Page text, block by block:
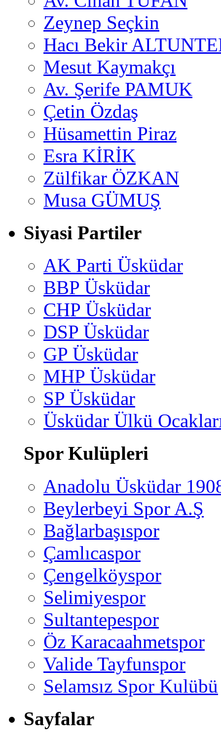
Zeynep Seçkin
Hacı Bekir
Mesut Kaymakçı
Av. Şerife PAMUK
Çetin Özdaş
Hüsamettin Piraz
Esra KİRİK
Zülfikar ÖZKAN
Musa GÜMUŞ
Siyasi Partiler
AK Parti Üsküdar
BBP Üsküdar
CHP Üsküdar
DSP Üsküdar
GP Üsküdar
MHP Üsküdar
SP Üsküdar
Üsküdar Ülkü
Spor Kulüpleri
Anadolu Üsküdar
Beylerbeyi Spor A.Ş
Bağlarbaşıspor
Çamlıcaspor
Çengelköyspor
Selimiyespor
Sultantepespor
Öz Karacaahmetspor
Valide Tayfunspor
Selamsız Spor Kulübü
Sayfalar